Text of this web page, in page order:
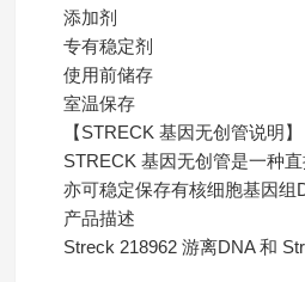
添加剂
专有稳定剂
使用前储存
室温保存
【STRECK 基因无创管说明】
STRECK 基因无创管是一种
亦可稳定保存有核细胞基因组
产品描述
Streck 218962 游离DNA 和